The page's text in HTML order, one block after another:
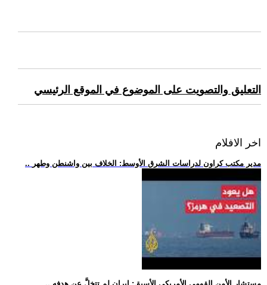
التعليق والتصويت على الموضوع في الموقع الرئيسي
اخر الافلام
.. مدير مكتب كراون لدراسات الشرق الأوسط: الخلاف بين واشنطن وطهر